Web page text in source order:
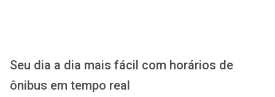
Seu dia a dia mais fácil com horários de
ônibus em tempo real